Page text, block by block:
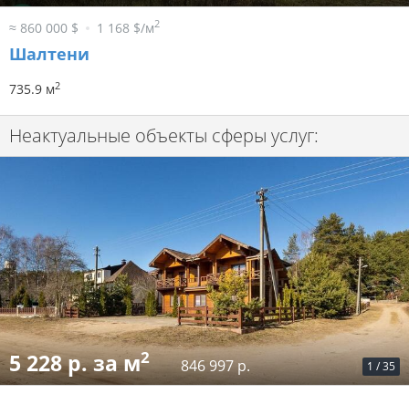
≈ 860 000 $ 1 168 $/м2
Шалтени
735.9 м2
Неактуальные объекты сферы услуг:
1 /35
5 228 р. за м2 846 997 р.